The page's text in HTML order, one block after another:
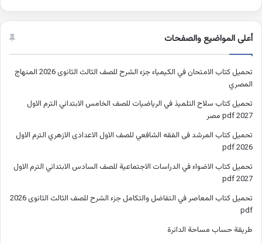
أعلى المواضيع والصفحات
تحميل كتاب الامتحان في الكيمياء جزء الشرح للصف الثالث الثانوى 2026 المنهاج
المصري
تحميل كتاب سلاح التلميذ في الرياضيات للصف الخامس الابتدائي الترم الاول
2027 pdf مصر
تحميل كتاب المرشد فى الفقه الشافعي للصف الاول الاعدادى الازهري الترم الاول
2026 pdf
تحميل كتاب الاضواء في الدراسات الاجتماعية للصف السادس الابتدائي الترم الاول
2027 pdf
تحميل كتاب المعاصر في التفاضل والتكامل جزء الشرح للصف الثالث الثانوى 2026
pdf
طريقة حساب مساحة الدائرة